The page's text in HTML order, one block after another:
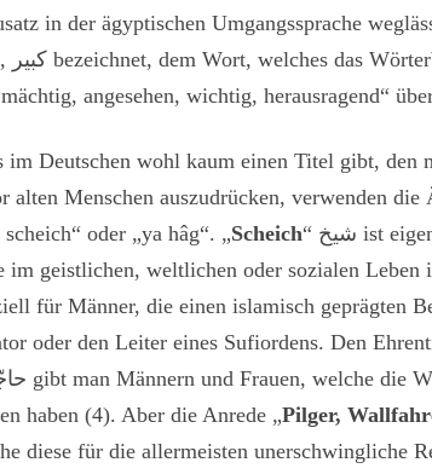
in der ägyptischen Umgangssprache
bezeichnet, dem Wort, welches das
angesehen, wichtig, herausragend“
im Deutschen wohl kaum einen Titel gibt, den
alten Menschen auszudrücken, verwenden die
oder „ya hâg“. „Scheich“ ist
im geistlichen, weltlichen oder sozialen Leben
für Männer, die einen islamisch geprägten
oder den Leiter eines Sufiordens. Den
gibt man Männern und Frauen, welche die
haben (4). Aber die Anrede „Pilger,
diese für die allermeisten unerschwingliche